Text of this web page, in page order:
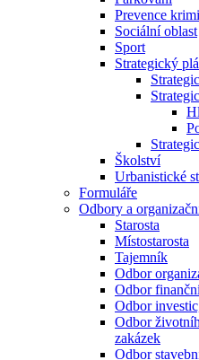
Prevence
Sociální oblast
Sport
Strategický
Školství
Urbanistické
Formuláře
Odbory a
Starosta
Místostarosta
Tajemník
Odbor
Odbor
Odbor
Odbor
zakázek
Odbor